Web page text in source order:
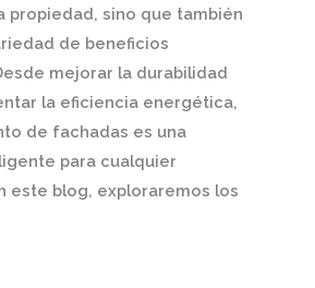
propiedad, sino que también
de beneficios
mejorar la durabilidad
la eficiencia energética,
de fachadas es una
para cualquier
este blog, exploraremos los